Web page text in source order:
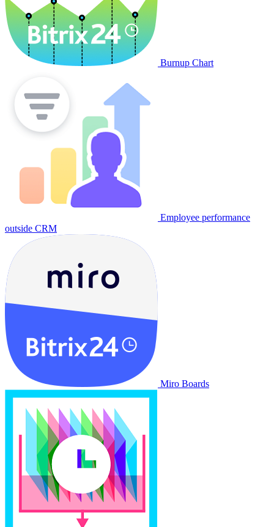
Burnup Chart
Employee performance
outside CRM
Miro Boards